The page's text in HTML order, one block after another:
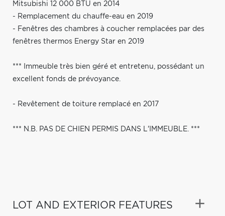
Mitsubishi 12 000 BTU en 2014
- Remplacement du chauffe-eau en 2019
- Fenêtres des chambres à coucher remplacées par des
fenêtres thermos Energy Star en 2019
*** Immeuble très bien géré et entretenu, possédant un
excellent fonds de prévoyance.
- Revêtement de toiture remplacé en 2017
*** N.B. PAS DE CHIEN PERMIS DANS L'IMMEUBLE. ***
LOT AND EXTERIOR FEATURES